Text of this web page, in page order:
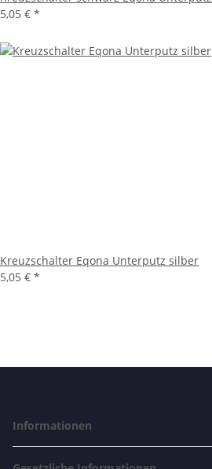
5,05 € *
Kreuzschalter Eqona Unterputz silber
5,05 € *
Informationen